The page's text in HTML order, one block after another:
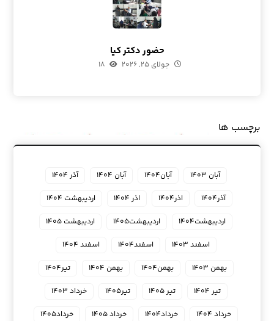
حضور دکتر کیا
جولای ۲۵, ۲۰۲۶ ۱۸
برچسب ها
آبان ۱۴۰۳ آبان۱۴۰۴ آبان ۱۴۰۴
آذر ۱۴۰۴
آذر۱۴۰۴
اذر۱۴۰۴ اذر ۱۴۰۴
اردیبهشت ۱۴۰۴
اردیبهشت۱۴۰۴
اردیبهشت۱۴۰۵
اردیبهشت ۱۴۰۵
اسفند ۱۴۰۳
اسفند۱۴۰۴
اسفند ۱۴۰۴
بهمن ۱۴۰۳
بهمن۱۴۰۴ بهمن ۱۴۰۴
تیر۱۴۰۴
تیر ۱۴۰۴
تیر ۱۴۰۵ تیر۱۴۰۵
خرداد ۱۴۰۳
خرداد ۱۴۰۴
خرداد۱۴۰۴ خرداد ۱۴۰۵ خرداد۱۴۰۵